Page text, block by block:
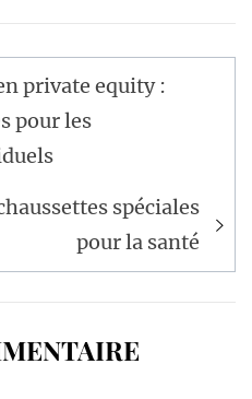
private equity :
pour les
spéciales
pour la santé